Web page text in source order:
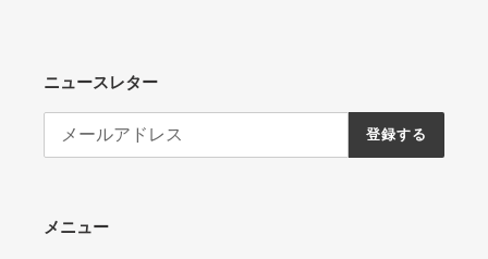
ニュースレター
登録する
メニュー